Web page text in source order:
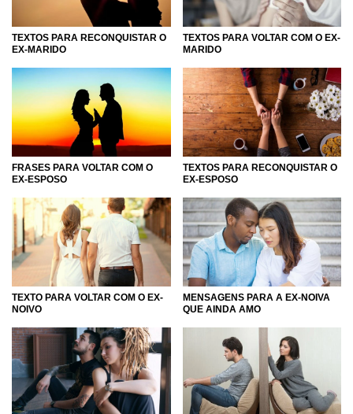
TEXTOS PARA RECONQUISTAR O
EX-MARIDO
TEXTOS PARA VOLTAR COM O EX-
MARIDO
FRASES PARA VOLTAR COM O
EX-ESPOSO
TEXTOS PARA RECONQUISTAR O
EX-ESPOSO
TEXTO PARA VOLTAR COM O EX-
NOIVO
MENSAGENS PARA A EX-NOIVA
QUE AINDA AMO